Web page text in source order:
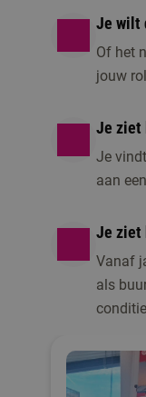
Je wilt
Of het
jouw
Je ziet
Je
aan
Je ziet
Vanaf
als